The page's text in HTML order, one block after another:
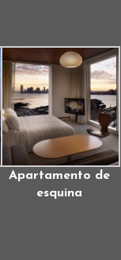
Apartamento de
esquina